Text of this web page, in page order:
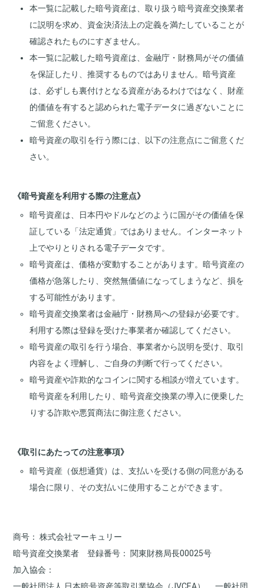
本一覧に記載した暗号資産は、取り扱う暗号資産交換業者
に説明を求め、資金決済法上の定義を満たしていることが
確認されたものにすぎません。
本一覧に記載した暗号資産は、金融庁・財務局がその価値
を保証したり、推奨するものではありません。暗号資産
は、必ずしも裏付けとなる資産があるわけではなく、財産
的価値を有すると認められた電子データに過ぎないことに
ご留意ください。
暗号資産の取引を行う際には、以下の注意点にご留意くだ
さい。
《暗号資産を利用する際の注意点》
暗号資産は、日本円やドルなどのように国がその価値を保
証している「法定通貨」ではありません。インターネット
上でやりとりされる電子データです。
暗号資産は、価格が変動することがあります。暗号資産の
価格が急落したり、突然無価値になってしまうなど、損を
する可能性があります。
暗号資産交換業者は金融庁・財務局への登録が必要です。
利用する際は登録を受けた事業者か確認してください。
暗号資産の取引を行う場合、事業者から説明を受け、取引
内容をよく理解し、ご自身の判断で行ってください。
暗号資産や詐欺的なコインに関する相談が増えています。
暗号資産を利用したり、暗号資産交換業の導入に便乗した
りする詐欺や悪質商法に御注意ください。
《取引にあたっての注意事項》
暗号資産（仮想通貨）は、支払いを受ける側の同意がある
場合に限り、その支払いに使用することができます。
商号
株式会社マーキュリー
暗号資産交換業者 登録番号
関東財務局長00025号
加入協会
一般社団法人 日本暗号資産等取引業協会（JVCEA）
一般社団